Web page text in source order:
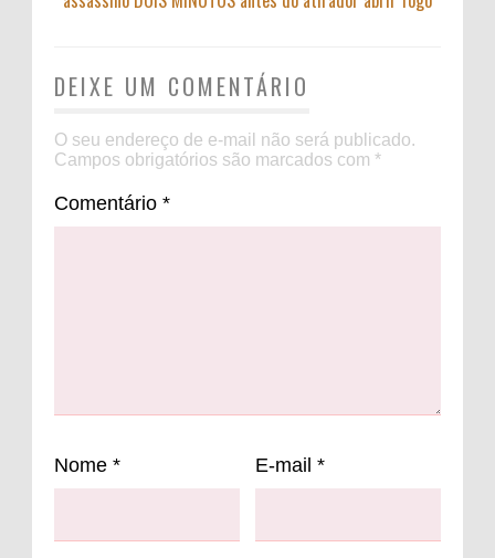
DEIXE UM COMENTÁRIO
O seu endereço de e-mail não será publicado.
Campos obrigatórios são marcados com *
Comentário *
Nome * E-mail *